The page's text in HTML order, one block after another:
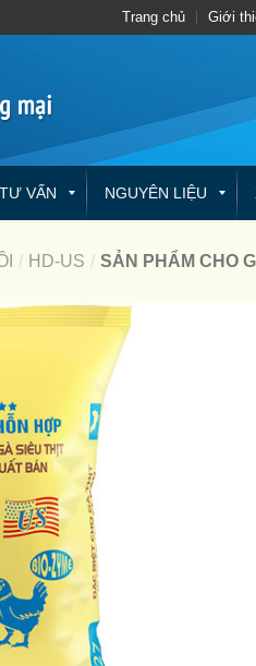
Trang chủ Giới
VẤN NGUYÊN LIỆU
/ HD-US / SẢN PHẨM CHO